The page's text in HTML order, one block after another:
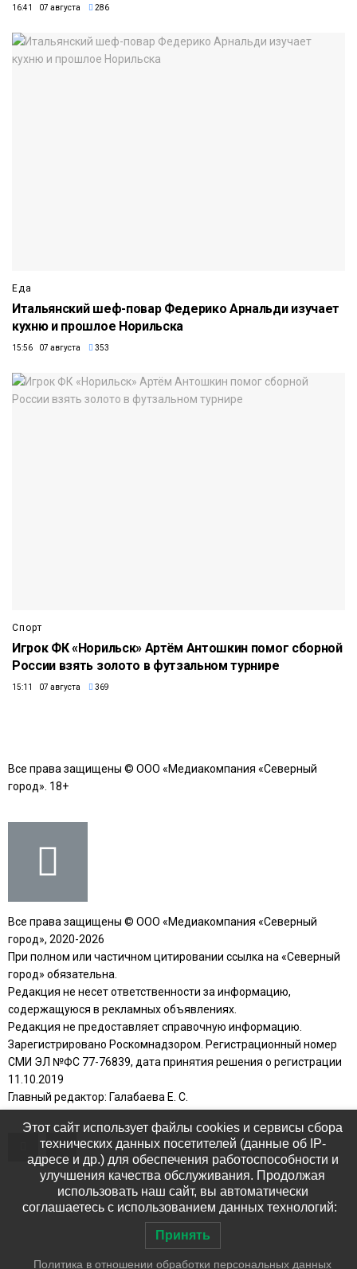
16:41 07 августа 286
Еда
Итальянский шеф-повар Федерико Арнальди изучает
кухню и прошлое Норильска
15:56 07 августа 353
Спорт
Игрок ФК «Норильск» Артём Антошкин помог сборной
России взять золото в футзальном турнире
15:11 07 августа 369
Все права защищены © ООО «Медиакомпания «Северный
город». 18+
Все права защищены © ООО «Медиакомпания «Северный
город», 2020-2026
При полном или частичном цитировании ссылка на «Северный
город» обязательна.
Редакция не несет ответственности за информацию,
содержащуюся в рекламных объявлениях.
Редакция не предоставляет справочную информацию.
Зарегистрировано Роскомнадзором. Регистрационный номер
СМИ ЭЛ №ФС 77-76839, дата принятия решения о регистрации
11.10.2019
Главный редактор: Галабаева Е. С.
Этот сайт использует файлы cookies и сервисы сбора
технических данных посетителей (данные об IP-
адресе и др.) для обеспечения работоспособности и
улучшения качества обслуживания. Продолжая
использовать наш сайт, вы автоматически
соглашаетесь с использованием данных технологий:
Принять
Политика в отношении обработки персональных данных